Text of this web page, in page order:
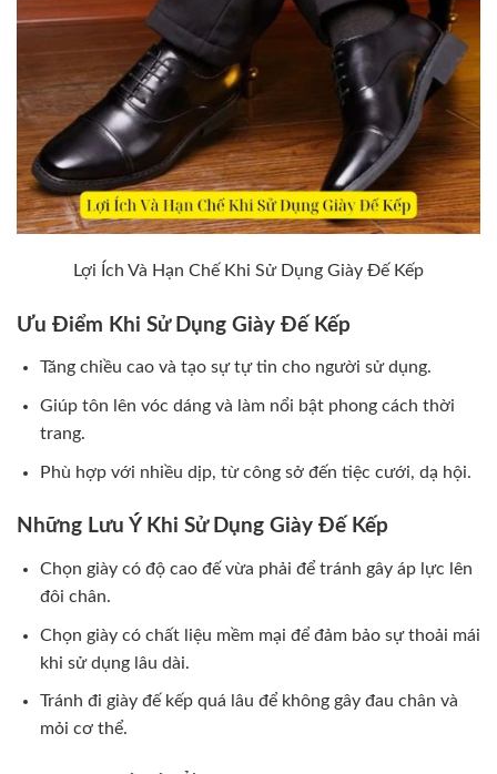
Lợi Ích Và Hạn Chế Khi Sử Dụng Giày Đế Kếp
Ưu Điểm Khi Sử Dụng Giày Đế Kếp
Tăng chiều cao và tạo sự tự tin cho người sử dụng.
Giúp tôn lên vóc dáng và làm nổi bật phong cách thời
trang.
Phù hợp với nhiều dịp, từ công sở đến tiệc cưới, dạ hội.
Những Lưu Ý Khi Sử Dụng Giày Đế Kếp
Chọn giày có độ cao đế vừa phải để tránh gây áp lực lên
đôi chân.
Chọn giày có chất liệu mềm mại để đảm bảo sự thoải mái
khi sử dụng lâu dài.
Tránh đi giày đế kếp quá lâu để không gây đau chân và
mỏi cơ thể.